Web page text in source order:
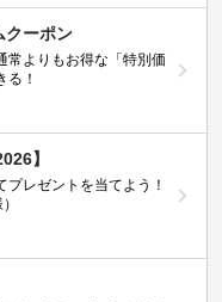
クーポン
よりもお得な「特別価
る！
】
レゼントを当てよう！